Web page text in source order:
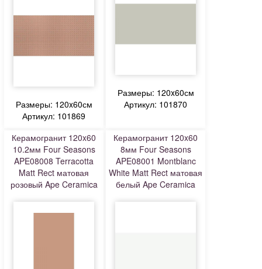
Размеры: 120x60см
Артикул: 101869
Размеры: 120x60см
Артикул: 101870
Керамогранит 120x60
10.2мм Four Seasons
APE08008 Terracotta
Matt Rect матовая
розовый Ape Ceramica
Керамогранит 120x60
8мм Four Seasons
APE08001 Montblanc
White Matt Rect матовая
белый Ape Ceramica